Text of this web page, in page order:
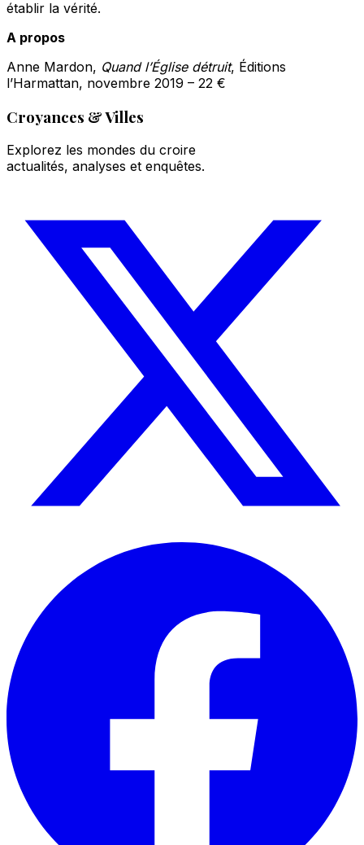
établir la vérité.
A propos
Anne Mardon, Quand l’Église détruit, Éditions
l’Harmattan, novembre 2019 – 22 €
Croyances & Villes
Explorez les mondes du croire
actualités, analyses et enquêtes.